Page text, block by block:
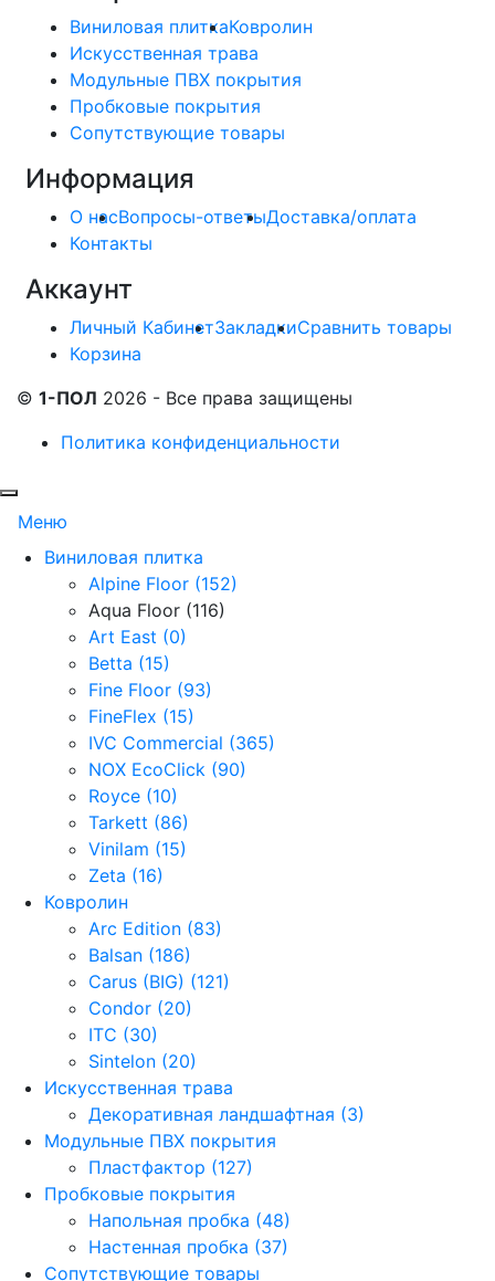
Виниловая плиткаКовролин
Искусственная трава
Модульные ПВХ покрытия
Пробковые покрытия
Сопутствующие товары
Информация
О насВопросы-ответыДоставка/оплата
Контакты
Аккаунт
Личный КабинетЗакладкиСравнить товары
Корзина
© 1-ПОЛ 2026 - Все права защищены
Политика конфиденциальности
Меню
Виниловая плитка
Alpine Floor (152)
Aqua Floor (116)
Art East (0)
Betta (15)
Fine Floor (93)
FineFlex (15)
IVC Commercial (365)
NOX EcoClick (90)
Royce (10)
Tarkett (86)
Vinilam (15)
Zeta (16)
Ковролин
Arc Edition (83)
Balsan (186)
Carus (BIG) (121)
Condor (20)
ITC (30)
Sintelon (20)
Искусственная трава
Декоративная ландшафтная (3)
Модульные ПВХ покрытия
Пластфактор (127)
Пробковые покрытия
Напольная пробка (48)
Настенная пробка (37)
Сопутствующие товары